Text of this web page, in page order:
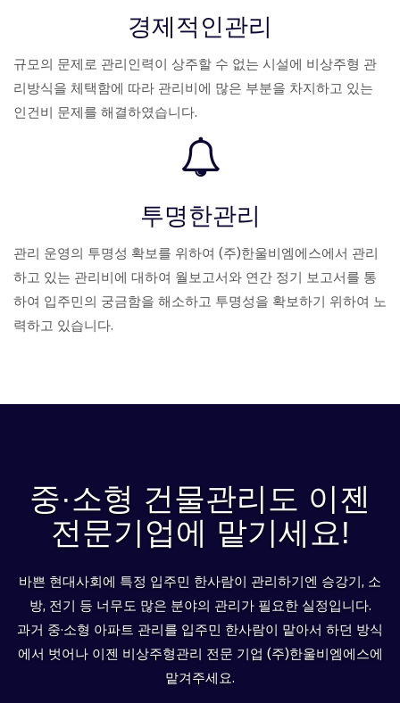
경제적인관리
규모의 문제로 관리인력이 상주할 수 없는 시설에 비상주형 관
리방식을 체택함에 따라 관리비에 많은 부분을 차지하고 있는
인건비 문제를 해결하였습니다.
투명한관리
관리 운영의 투명성 확보를 위하여 (주)한울비엠에스에서 관리
하고 있는 관리비에 대하여 월보고서와 연간 정기 보고서를 통
하여 입주민의 궁금함을 해소하고 투명성을 확보하기 위하여 노
력하고 있습니다.
중·소형 건물관리도 이젠
전문기업에 맡기세요!
바쁜 현대사회에 특정 입주민 한사람이 관리하기엔 승강기, 소
방, 전기 등 너무도 많은 분야의 관리가 필요한 실정입니다.
과거 중·소형 아파트 관리를 입주민 한사람이 맡아서 하던 방식
에서 벗어나 이젠 비상주형관리 전문 기업 (주)한울비엠에스에
맡겨주세요.